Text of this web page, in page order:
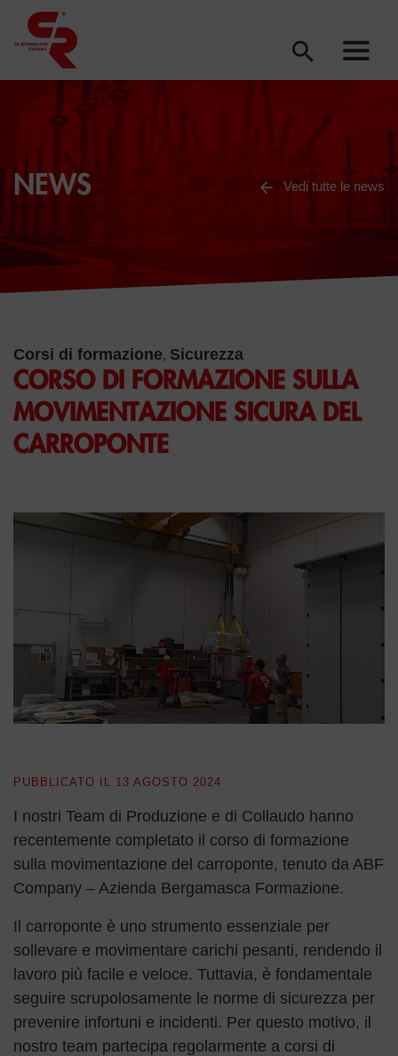
NEWS Vedi tutte le news
Corsi di formazione, Sicurezza
CORSO DI FORMAZIONE SULLA
MOVIMENTAZIONE SICURA DEL
CARROPONTE
PUBBLICATO IL 13 AGOSTO 2024
I nostri Team di Produzione e di Collaudo hanno
recentemente completato il corso di formazione
sulla movimentazione del carroponte, tenuto da ABF
Company – Azienda Bergamasca Formazione.
Il carroponte è uno strumento essenziale per
sollevare e movimentare carichi pesanti, rendendo il
lavoro più facile e veloce. Tuttavia, è fondamentale
seguire scrupolosamente le norme di sicurezza per
prevenire infortuni e incidenti. Per questo motivo, il
nostro team partecipa regolarmente a corsi di